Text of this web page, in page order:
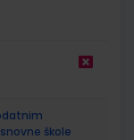
škole